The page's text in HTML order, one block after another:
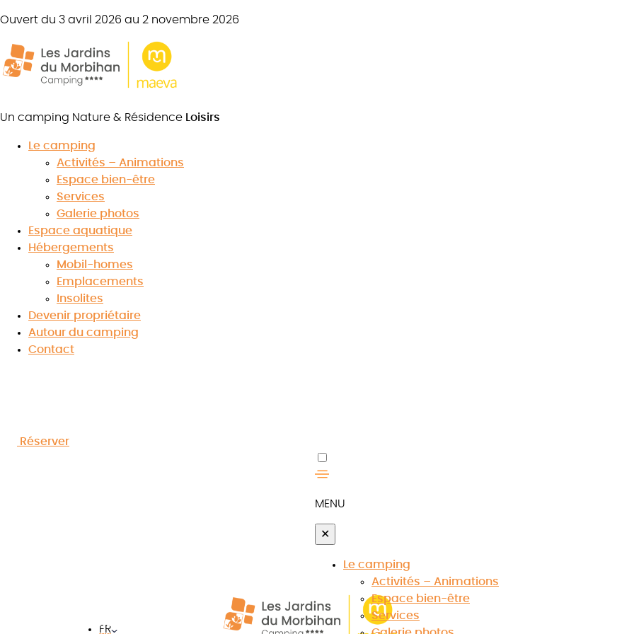
Ouvert du 3 avril 2026 au 2 novembre 2026
Un camping Nature & Résidence Loisirs
Le camping
Activités – Animations
Espace bien-être
Services
Galerie photos
Espace aquatique
Hébergements
Mobil-homes
Emplacements
Insolites
Devenir propriétaire
Autour du camping
Contact
Réserver
FR
MENU
✕
Le camping
Activités – Animations
Espace bien-être
Services
Notre camping pour enfants en
Bretagne
Camping pour enfants en Bretagne